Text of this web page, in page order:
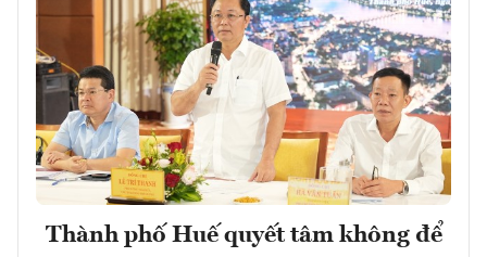
Thành phố Huế quyết tâm không để